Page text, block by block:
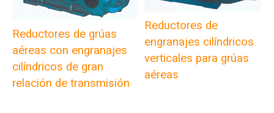
Reductores de grúas
aéreas con engranajes
cilíndricos de gran
relación de transmisión
Reductores de
engranajes cilíndricos
verticales para grúas
aéreas